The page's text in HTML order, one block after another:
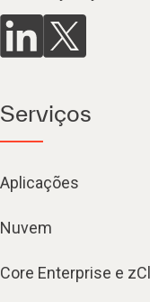
Serviços
Aplicações
Nuvem
Core Enterprise e